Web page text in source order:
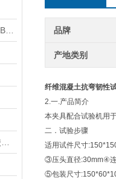
品牌
产地类别
纤维混凝土抗弯韧性
2.一.产品简介
本夹具配合试验机用
二．试验步骤
适用试件尺寸
③压头直径:30mm④
⑤包装尺寸